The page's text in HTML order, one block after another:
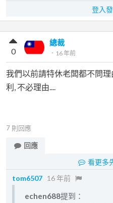
登入
總裁
． 16 年前
0
我們以前請特休老闆都不問
利, 不必理由....
7 則回應
回應
看更多
tom6507 16 年前
echen688提到：